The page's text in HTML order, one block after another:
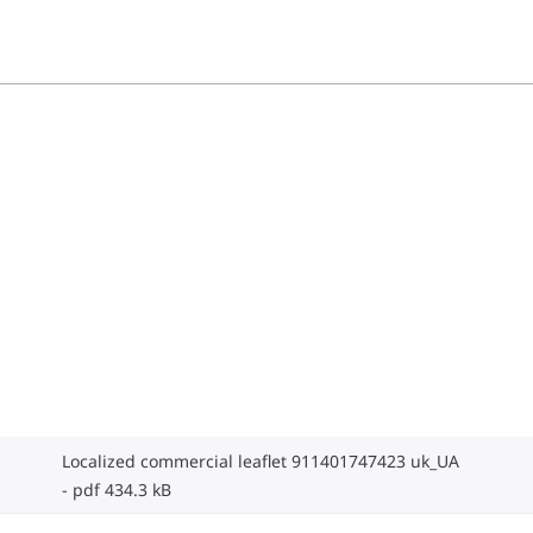
Localized commercial leaflet 911401747423 uk_UA
pdf 434.3 kB